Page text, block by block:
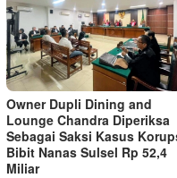
Owner Dupli Dining and
Lounge Chandra Diperiksa
Sebagai Saksi Kasus
Bibit Nanas Sulsel Rp 52,4
Miliar